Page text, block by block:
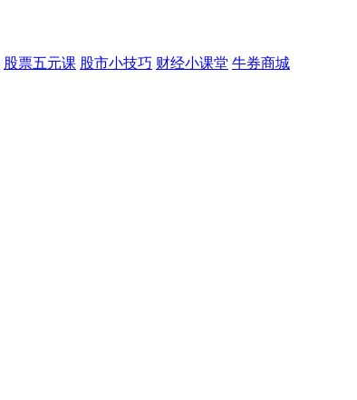
股票五元课 股市小技巧 财经小课堂 牛券商城